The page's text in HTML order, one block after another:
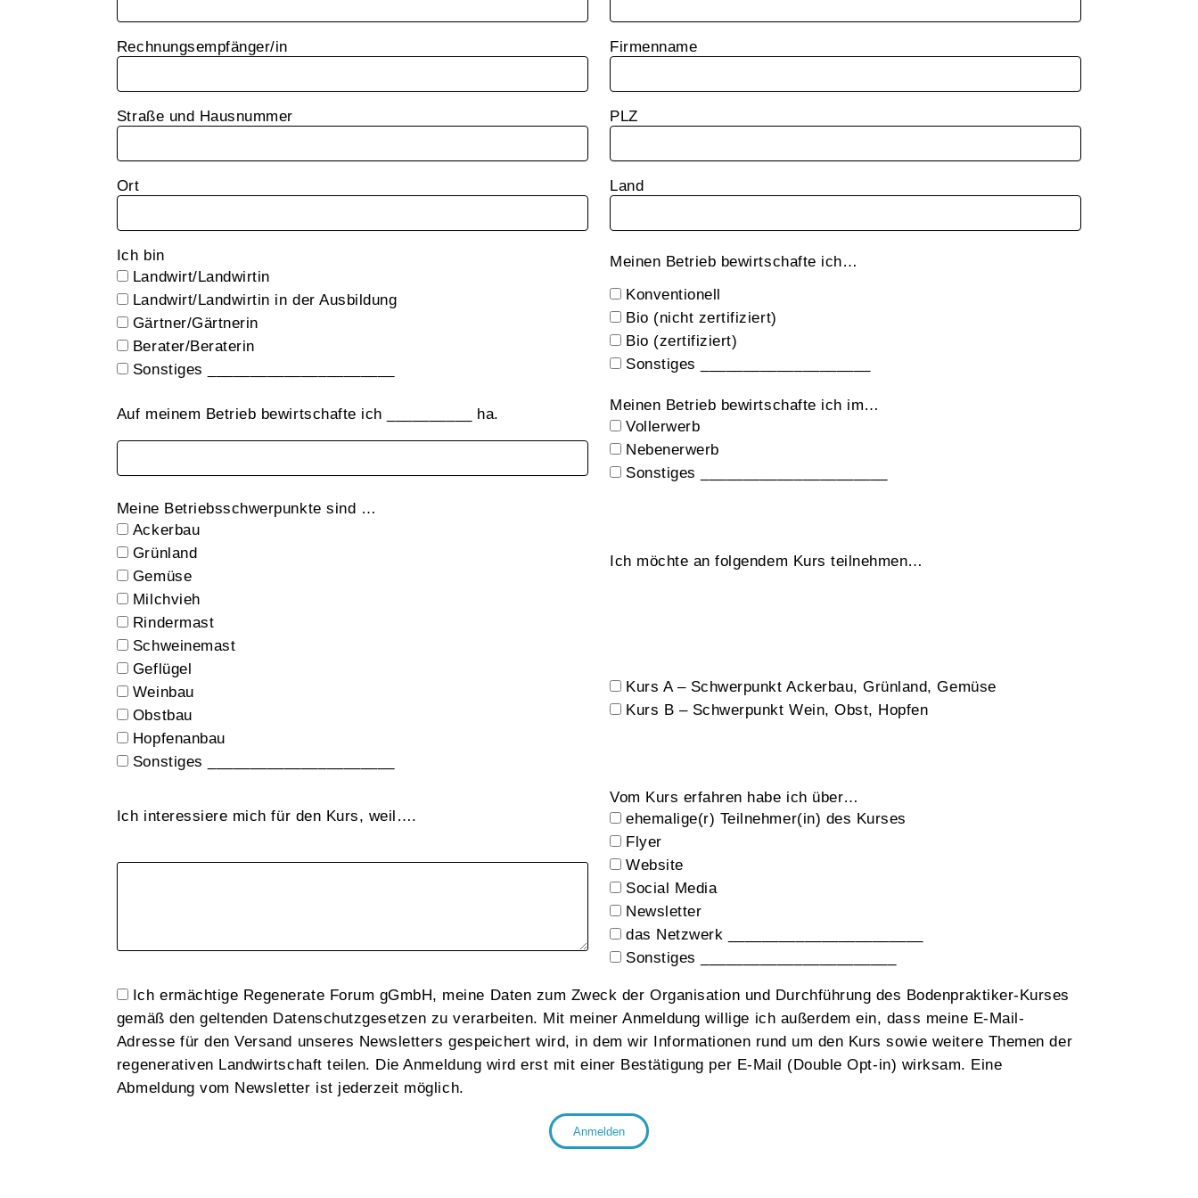
Rechnungsempfänger/in Firmenname
Straße und Hausnummer PLZ
Ort Land
Ich bin
Landwirt/Landwirtin
Landwirt/Landwirtin in der Ausbildung
Gärtner/Gärtnerin
Berater/Beraterin
Sonstiges ______________________
Meinen Betrieb bewirtschafte ich…
Konventionell
Bio (nicht zertifiziert)
Bio (zertifiziert)
Sonstiges ____________________
Auf meinem Betrieb bewirtschafte ich __________ ha.
Meinen Betrieb bewirtschafte ich im…
Vollerwerb
Nebenerwerb
Sonstiges ______________________
Meine Betriebsschwerpunkte sind …
Ackerbau
Grünland
Gemüse
Milchvieh
Rindermast
Schweinemast
Geflügel
Weinbau
Obstbau
Hopfenanbau
Sonstiges ______________________
Ich möchte an folgendem Kurs teilnehmen…
Kurs A – Schwerpunkt Ackerbau, Grünland, Gemüse
Kurs B – Schwerpunkt Wein, Obst, Hopfen
Ich interessiere mich für den Kurs, weil….
Vom Kurs erfahren habe ich über…
ehemalige(r) Teilnehmer(in) des Kurses
Flyer
Website
Social Media
Newsletter
das Netzwerk _______________________
Sonstiges _______________________
Ich ermächtige Regenerate Forum gGmbH, meine Daten zum Zweck der Organisation und Durchführung des Bodenpraktiker-Kurses
gemäß den geltenden Datenschutzgesetzen zu verarbeiten. Mit meiner Anmeldung willige ich außerdem ein, dass meine E-Mail-
Adresse für den Versand unseres Newsletters gespeichert wird, in dem wir Informationen rund um den Kurs sowie weitere Themen der
regenerativen Landwirtschaft teilen. Die Anmeldung wird erst mit einer Bestätigung per E-Mail (Double Opt-in) wirksam. Eine
Abmeldung vom Newsletter ist jederzeit möglich.
Anmelden